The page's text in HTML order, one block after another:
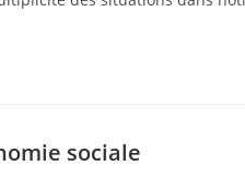
sociale